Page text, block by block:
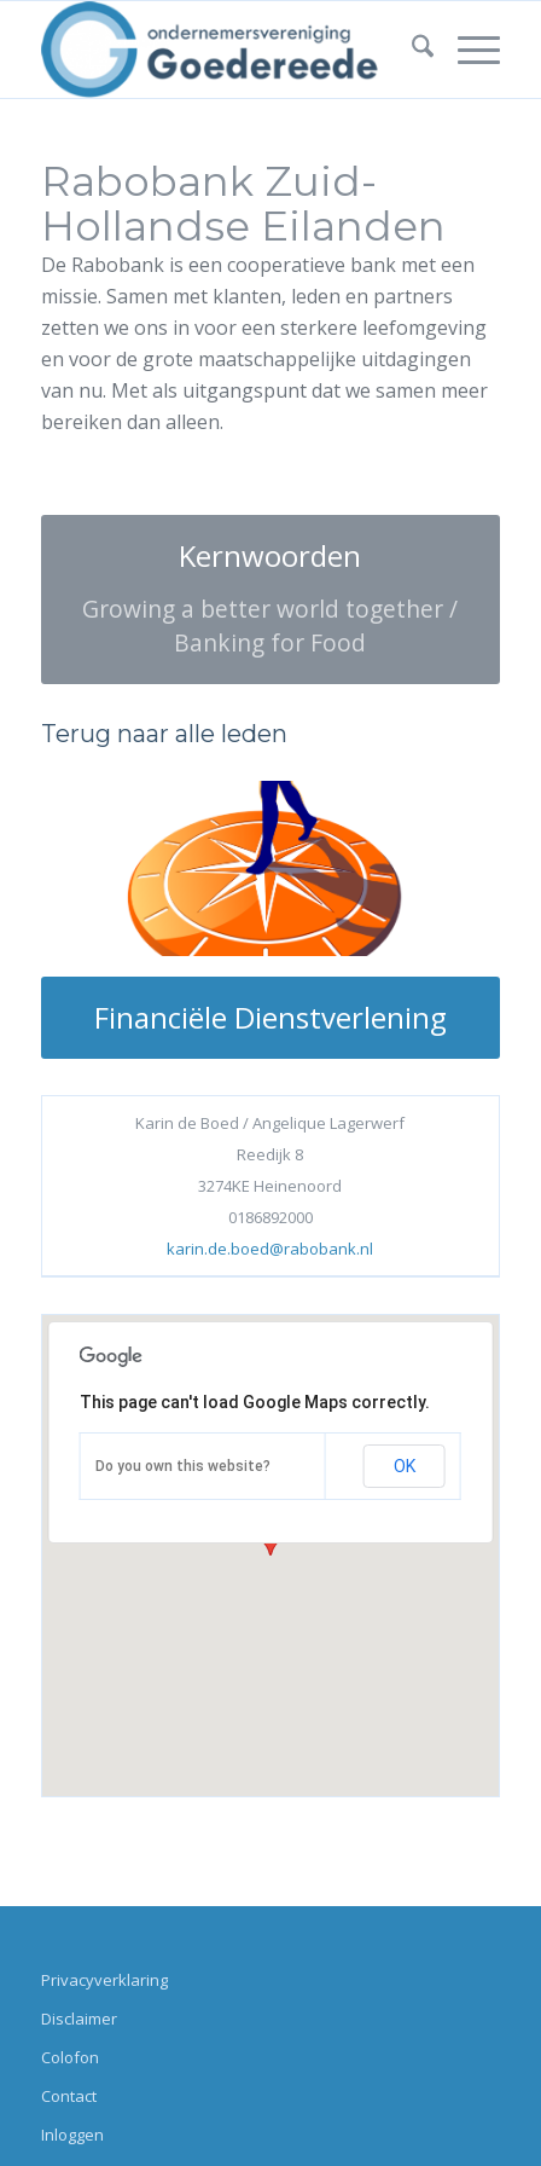
Rabobank Zuid-
Hollandse Eilanden
De Rabobank is een cooperatieve bank met een
missie. Samen met klanten, leden en partners
zetten we ons in voor een sterkere leefomgeving
en voor de grote maatschappelijke uitdagingen
van nu. Met als uitgangspunt dat we samen meer
bereiken dan alleen.
Kernwoorden
Growing a better world together /
Banking for Food
Terug naar alle leden
Financiële Dienstverlening
Karin de Boed / Angelique Lagerwerf
Reedijk 8
3274KE Heinenoord
0186892000
karin.de.boed@rabobank.nl
This page can't load Google Maps correctly.
Do you own this website? OK
Privacyverklaring
Disclaimer
Colofon
Contact
Inloggen